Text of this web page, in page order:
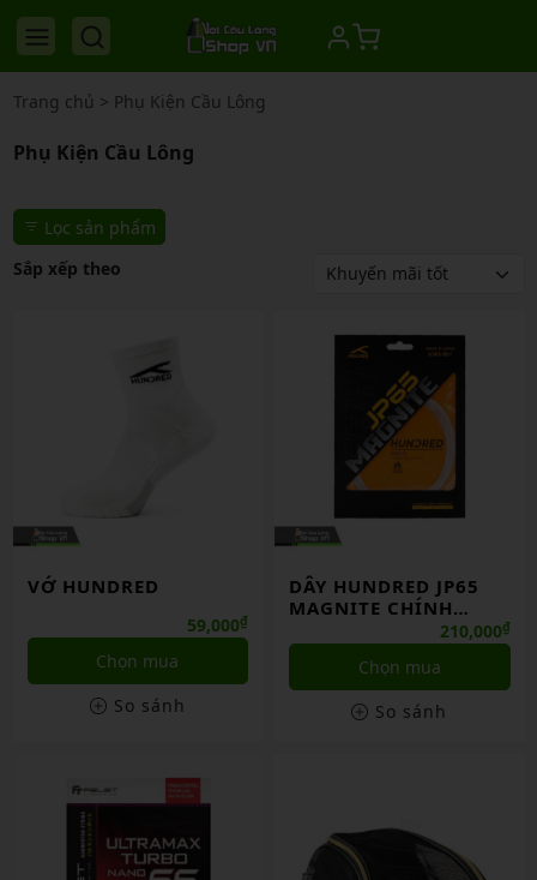
Trang chủ > Phụ Kiện Cầu Lông
Phụ Kiện Cầu Lông
Lọc sản phẩm
Sắp xếp theo
VỚ HUNDRED
59,000₫
Chọn mua
So sánh
DÂY HUNDRED JP65
MAGNITE CHÍNH
210,000₫
Chọn mua
So sánh